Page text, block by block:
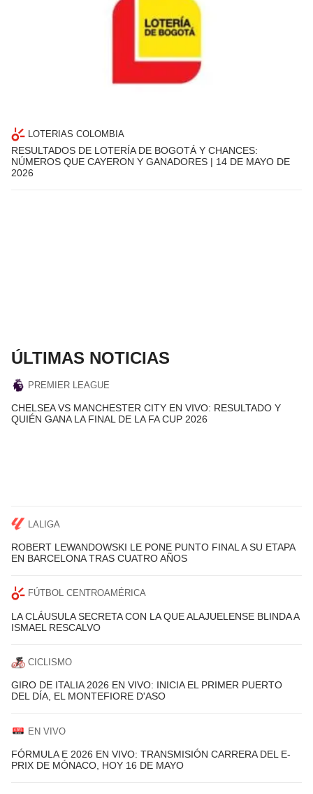
LOTERIAS COLOMBIA
RESULTADOS DE LOTERÍA DE BOGOTÁ Y CHANCES:
NÚMEROS QUE CAYERON Y GANADORES | 14 DE MAYO DE
2026
ÚLTIMAS NOTICIAS
PREMIER LEAGUE
CHELSEA VS MANCHESTER CITY EN VIVO: RESULTADO Y
QUIÉN GANA LA FINAL DE LA FA CUP 2026
LALIGA
ROBERT LEWANDOWSKI LE PONE PUNTO FINAL A SU ETAPA
EN BARCELONA TRAS CUATRO AÑOS
FÚTBOL CENTROAMÉRICA
LA CLÁUSULA SECRETA CON LA QUE ALAJUELENSE BLINDA A
ISMAEL RESCALVO
CICLISMO
GIRO DE ITALIA 2026 EN VIVO: INICIA EL PRIMER PUERTO
DEL DÍA, EL MONTEFIORE D'ASO
EN VIVO
FÓRMULA E 2026 EN VIVO: TRANSMISIÓN CARRERA DEL E-
PRIX DE MÓNACO, HOY 16 DE MAYO